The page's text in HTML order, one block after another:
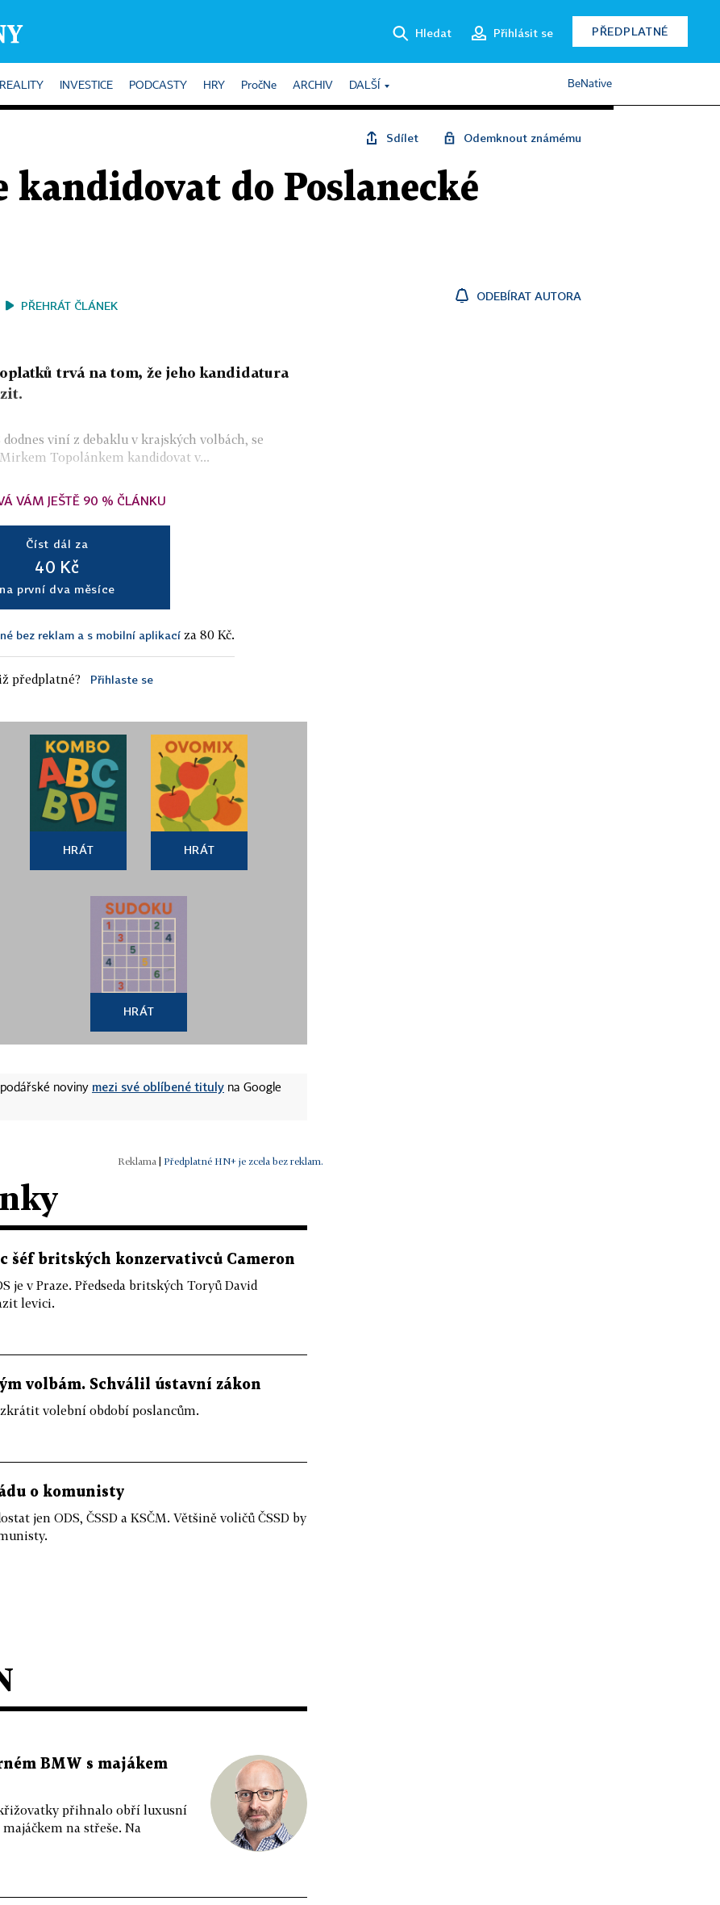
Hledat Přihlásit se PŘEDPLATNÉ
REALITY INVESTICE PODCASTY HRY PročNe ARCHIV DALŠÍ BeNative
Sdílet Odemknout známému
do Poslanecké
PŘEHRÁT ČLÁNEK
ODEBÍRAT AUTORA
trvá na tom, že jeho kandidatura
viní z debaklu v krajských volbách, se
Topolánkem kandidovat v...
VÁM JEŠTĚ 90 % ČLÁNKU
Číst dál za
40 Kč
na první dva měsíce
bez reklam a s mobilní aplikací za 80 Kč.
předplatné? Přihlaste se
HRÁT HRÁT
HRÁT
noviny mezi své oblíbené tituly na Google
Předplatné HN+ je zcela bez reklam.
šéf britských konzervativců Cameron
v Praze. Předseda britských Toryů David
levici.
volbám. Schválil ústavní zákon
volební období poslancům.
o komunisty
jen ODS, ČSSD a KSČM. Většině voličů ČSSD by
BMW s majákem
přihnalo obří luxusní
na střeše. Na